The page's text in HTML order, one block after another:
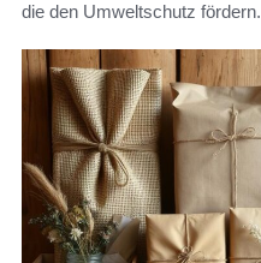
die den Umweltschutz fördern.